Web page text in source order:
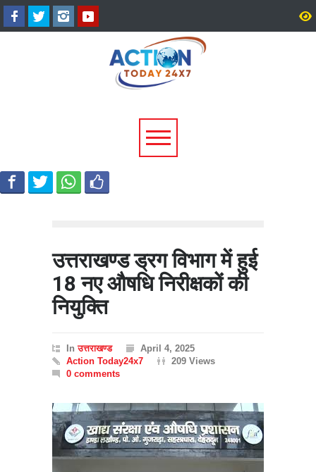
उत्तराखंड में बारिश का कहर:
यमुनोत्री और बदरीनाथ हाईवे पर
भूस्खलन, कई मार्ग बंद; श्रद्धालु और
उत्तराखण्ड ड्रग विभाग में हुई
18 नए औषधि निरीक्षकों की
नियुक्ति
Inउत्तराखण्ड
April 4, 2025
Action Today24x7
209 Views
0 comments